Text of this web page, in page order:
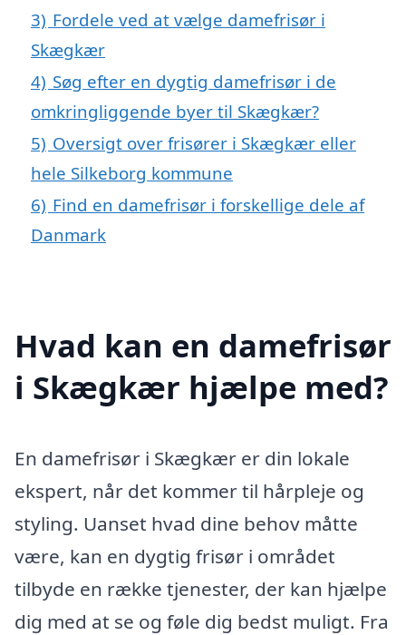
3) Fordele ved at vælge damefrisør i
Skægkær
4) Søg efter en dygtig damefrisør i de
omkringliggende byer til Skægkær?
5) Oversigt over frisører i Skægkær eller
hele Silkeborg kommune
6) Find en damefrisør i forskellige dele af
Danmark
Hvad kan en damefrisør
i Skægkær hjælpe med?
En damefrisør i Skægkær er din lokale
ekspert, når det kommer til hårpleje og
styling. Uanset hvad dine behov måtte
være, kan en dygtig frisør i området
tilbyde en række tjenester, der kan hjælpe
dig med at se og føle dig bedst muligt. Fra